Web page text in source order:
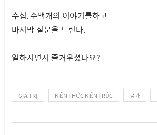
수십, 수백개의 이야기를하고
마지막 질문을 드린다.
일하시면서 즐거우셨나요?
GIÁ TRỊ KIẾN THỨC KIẾN TRÚC 평가